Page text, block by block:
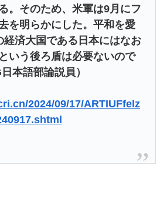
。そのため、米軍は9月にフ
を明らかにした。平和を愛
経済大国である日本にはなお
いう後ろ盾は必要ないので
本語部論説員）
2024/09/17/ARTIUFfelz